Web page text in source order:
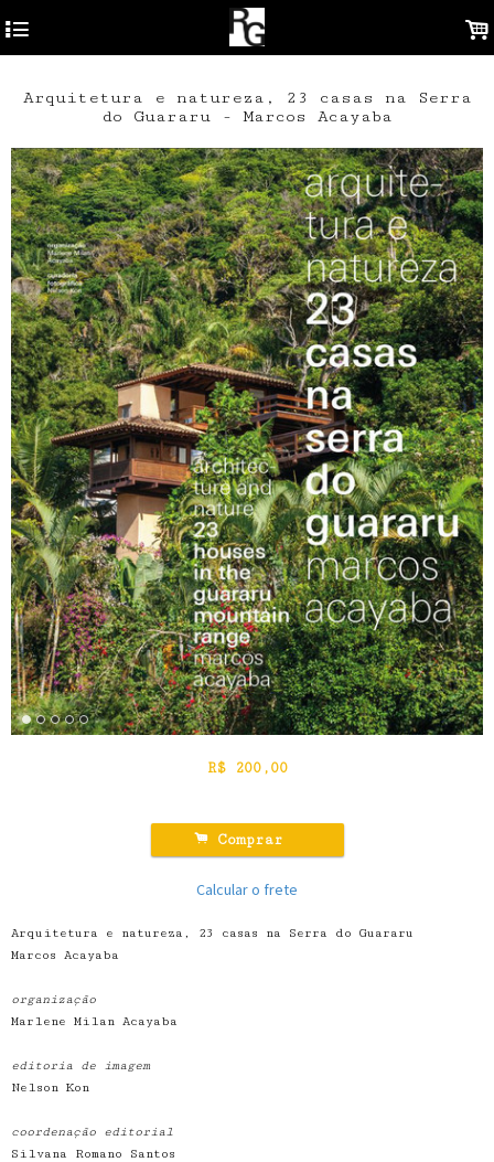
4 .
Arquitetura e natureza, 23 casas na Serra
do Guararu - Marcos Acayaba
R$ 200,00
. Comprar
Calcular o frete
Arquitetura e natureza, 23 casas na Serra do Guararu
Marcos Acayaba
organização
Marlene Milan Acayaba
editoria de imagem
Nelson Kon
coordenação editorial
Silvana Romano Santos